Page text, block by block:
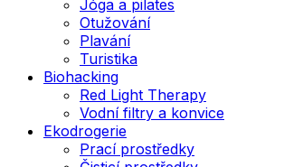
Jóga a pilates
Otužování
Plavání
Turistika
Biohacking
Red Light Therapy
Vodní filtry a konvice
Ekodrogerie
Prací prostředky